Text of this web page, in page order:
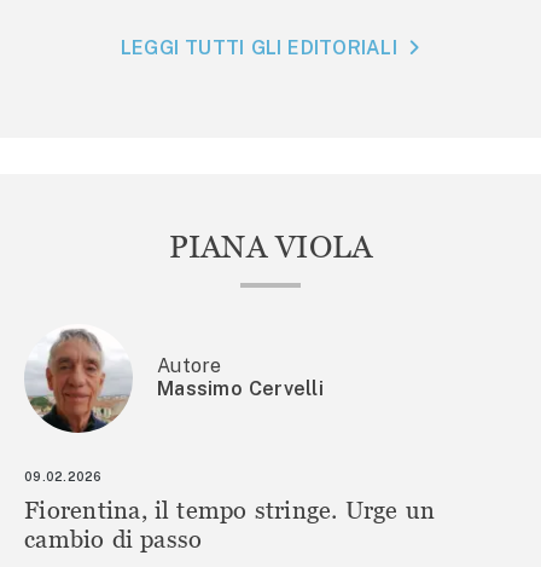
LEGGI TUTTI GLI EDITORIALI
PIANA VIOLA
Autore
Massimo Cervelli
09.02.2026
Fiorentina, il tempo stringe. Urge un
cambio di passo